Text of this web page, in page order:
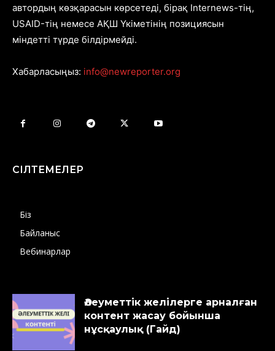
автордың көзқарасын көрсетеді, бірақ Internews-тің,
USAID-тің немесе АҚШ Үкіметінің позициясын
міндетті түрде білдірмейді.
Хабарласыңыз: info@newreporter.org
СІЛТЕМЕЛЕР
Біз
Байланыс
Вебинарлар
Әлеуметтік желілерге арналған
контент жасау бойынша
нұсқаулық (Гайд)